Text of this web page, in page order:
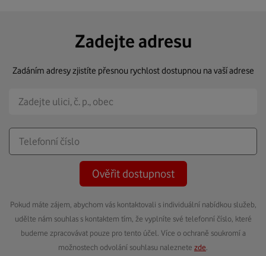
Zadejte adresu
Zadáním adresy zjistíte přesnou rychlost dostupnou na vaší adrese
Ověřit dostupnost
Pokud máte zájem, abychom vás kontaktovali s individuální nabídkou služeb,
udělte nám souhlas s kontaktem tím, že vyplníte své telefonní číslo, které
budeme zpracovávat pouze pro tento účel. Více o ochraně soukromí a
možnostech odvolání souhlasu naleznete zde